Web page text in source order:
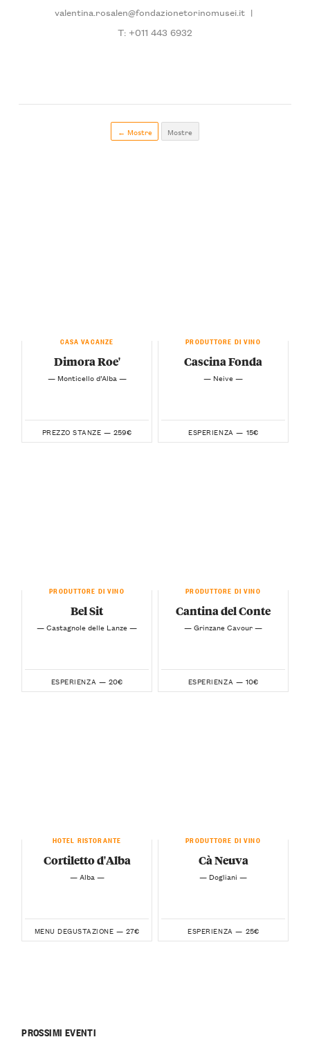
valentina.rosalen@fondazionetorinomusei.it |
T: +011 443 6932
← Mostre Mostre
CASA VACANZE
Dimora Roe'
— Monticello d’Alba —
PREZZO STANZE — 259€
PRODUTTORE DI VINO
Cascina Fonda
— Neive —
ESPERIENZA — 15€
PRODUTTORE DI VINO
Bel Sit
— Castagnole delle Lanze —
ESPERIENZA — 20€
PRODUTTORE DI VINO
Cantina del Conte
— Grinzane Cavour —
ESPERIENZA — 10€
HOTEL RISTORANTE
Cortiletto d'Alba
— Alba —
MENU DEGUSTAZIONE — 27€
PRODUTTORE DI VINO
Cà Neuva
— Dogliani —
ESPERIENZA — 25€
PROSSIMI EVENTI